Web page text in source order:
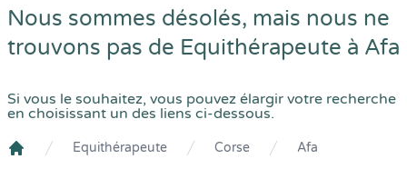
Nous sommes désolés, mais nous ne
trouvons pas de Equithérapeute à Afa
Si vous le souhaitez, vous pouvez élargir votre recherche
en choisissant un des liens ci-dessous.
Equithérapeute Corse Afa